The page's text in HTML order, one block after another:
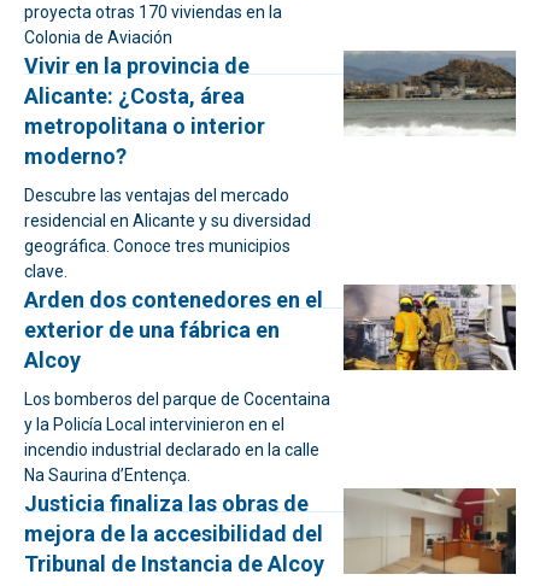
proyecta otras 170 viviendas en la
Colonia de Aviación
Vivir en la provincia de
Alicante: ¿Costa, área
metropolitana o interior
moderno?
Descubre las ventajas del mercado
residencial en Alicante y su diversidad
geográfica. Conoce tres municipios
clave.
Arden dos contenedores en el
exterior de una fábrica en
Alcoy
Los bomberos del parque de Cocentaina
y la Policía Local intervinieron en el
incendio industrial declarado en la calle
Na Saurina d’Entença.
Justicia finaliza las obras de
mejora de la accesibilidad del
Tribunal de Instancia de Alcoy